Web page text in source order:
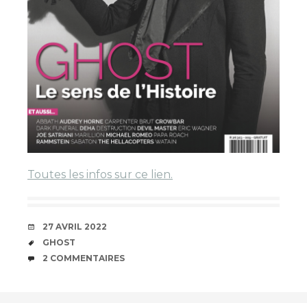
Toutes les infos sur ce lien.
DATE
27 AVRIL 2022
ÉTIQUETTES
GHOST
COMMENTAIRES
2 COMMENTAIRES